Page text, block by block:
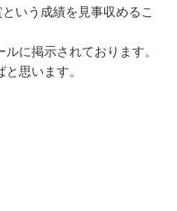
いう成績を見事収めるこ
に掲示されております。
思います。